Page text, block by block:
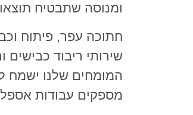
ומנוסה שתבטיח
שירותי ריבוד
המומחים שלנו ישמח
מספקים עבודות